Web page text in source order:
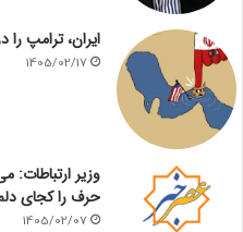
ایران، ترامپ را
1405/02/17
وزیر ارتباطات:
حرف را کجای
1405/02/07